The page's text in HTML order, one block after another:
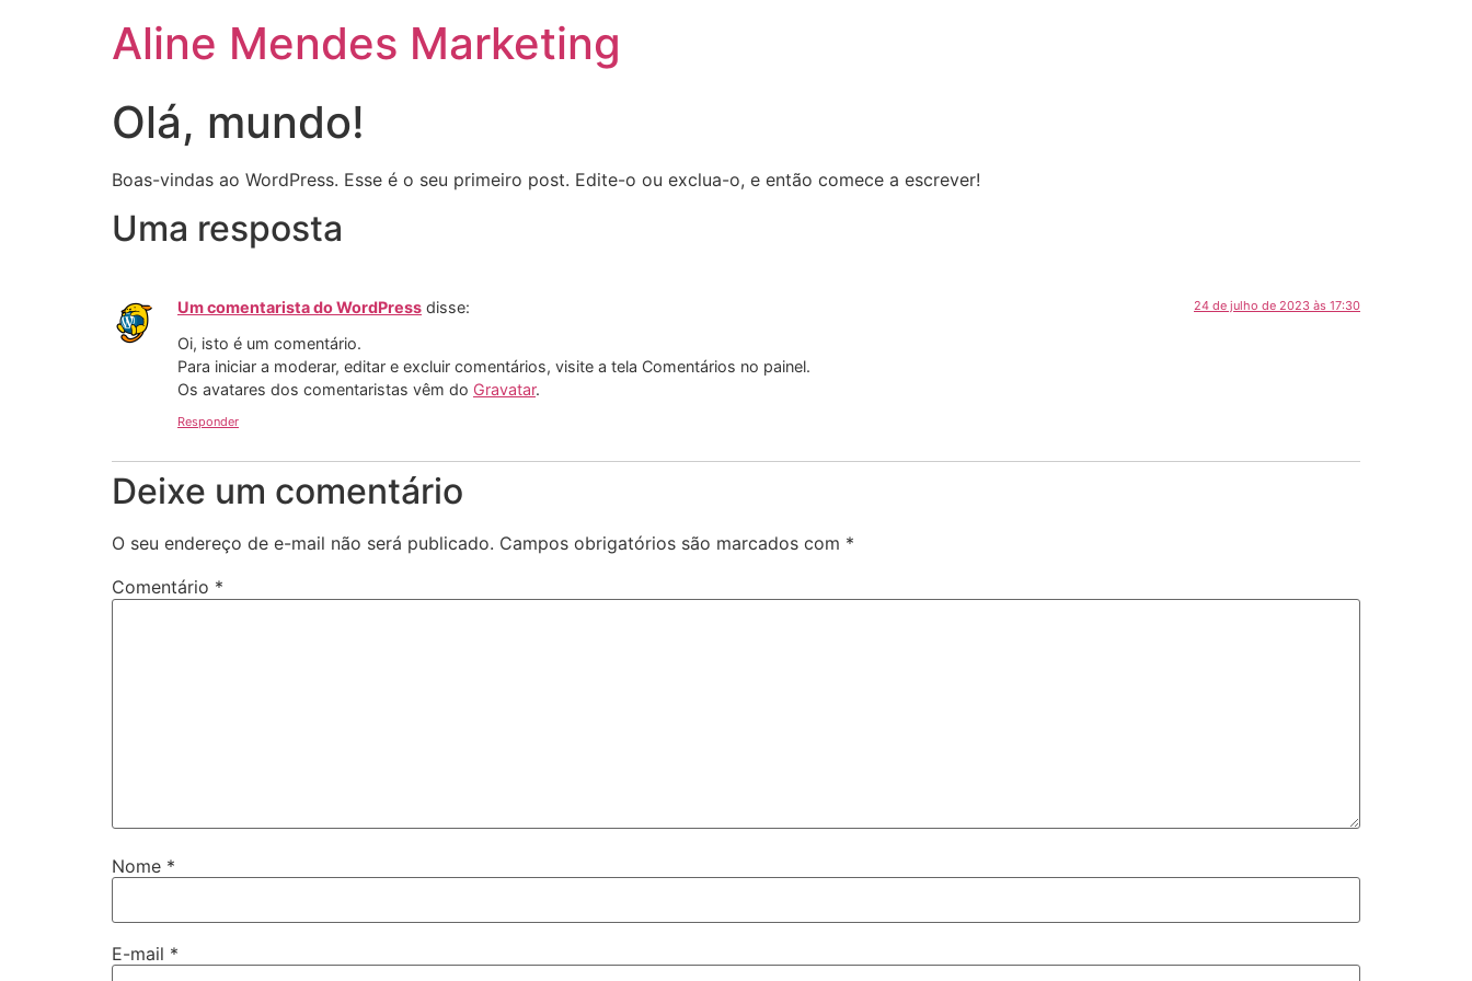
Aline Mendes Marketing
Olá, mundo!
Boas-vindas ao WordPress. Esse é o seu primeiro post. Edite-o ou exclua-o, e então comece a escrever!
Uma resposta
Um comentarista do WordPress disse: 24 de julho de 2023 às 17:30
Oi, isto é um comentário.
Para iniciar a moderar, editar e excluir comentários, visite a tela Comentários no painel.
Os avatares dos comentaristas vêm do Gravatar.
Responder
Deixe um comentário
O seu endereço de e-mail não será publicado. Campos obrigatórios são marcados com *
Comentário *
Nome *
E-mail *